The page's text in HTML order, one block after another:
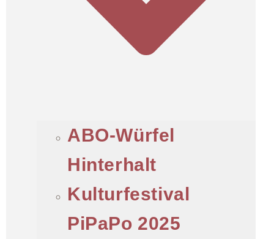
ABO-Würfel
Hinterhalt
Kulturfestival
PiPaPo 2025